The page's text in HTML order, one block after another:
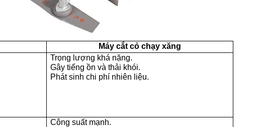
Máy cắt cỏ chạy xăng
Trọng lượng khá nặng.
Gây tiếng ồn và thải khói.
Phát sinh chi phí nhiên liệu.
Công suất mạnh.